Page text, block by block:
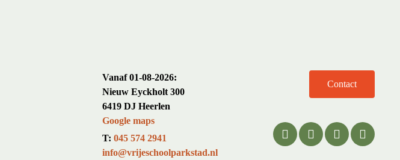
Vanaf 01-08-2026:
Nieuw Eyckholt 300
6419 DJ Heerlen
Google maps
T:045 574 2941
info@vrijeschoolparkstad.nl
Contact